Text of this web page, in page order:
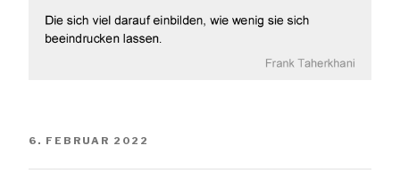
VERÖFFENTLICHT
6. FEBRUAR 2022